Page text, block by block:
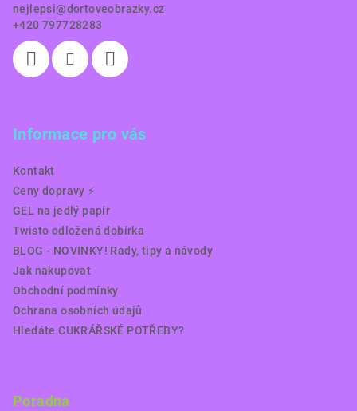
nejlepsi@dortoveobrazky.cz
+420 797728283
Informace pro vás
Kontakt
Ceny dopravy ⚡️
GEL na jedlý papír
Twisto odložená dobírka
BLOG - NOVINKY! Rady, tipy a návody
Jak nakupovat
Obchodní podmínky
Ochrana osobních údajů
Hledáte CUKRÁŘSKÉ POTŘEBY?
Poradna